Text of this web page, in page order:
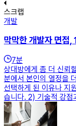
스크랩
개발
막막한 개발자 면접,
7분
상대방에게 좀 더 신뢰
분에서 본인의 열정을
선택하게 된 이유나 지
습니다. 2) 기술적 강점